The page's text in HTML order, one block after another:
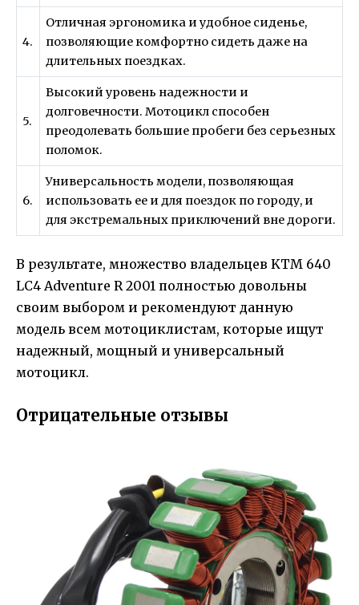
4.
Отличная эргономика и удобное сиденье,
позволяющие комфортно сидеть даже на
длительных поездках.
5.
Высокий уровень надежности и
долговечности. Мотоцикл способен
преодолевать большие пробеги без серьезных
поломок.
6.
Универсальность модели, позволяющая
использовать ее и для поездок по городу, и
для экстремальных приключений вне дороги.
В результате, множество владельцев KTM 640
LC4 Adventure R 2001 полностью довольны
своим выбором и рекомендуют данную
модель всем мотоциклистам, которые ищут
надежный, мощный и универсальный
мотоцикл.
Отрицательные отзывы